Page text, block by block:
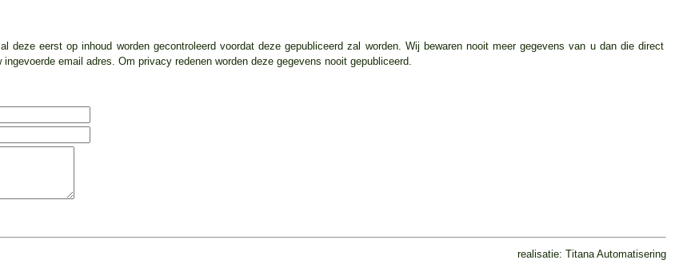
eerst op inhoud worden gecontroleerd voordat deze gepubliceerd zal worden. Wij bewaren nooit meer gegevens van u dan die direct
email adres. Om privacy redenen worden deze gegevens nooit gepubliceerd.
realisatie: Titana Automatisering